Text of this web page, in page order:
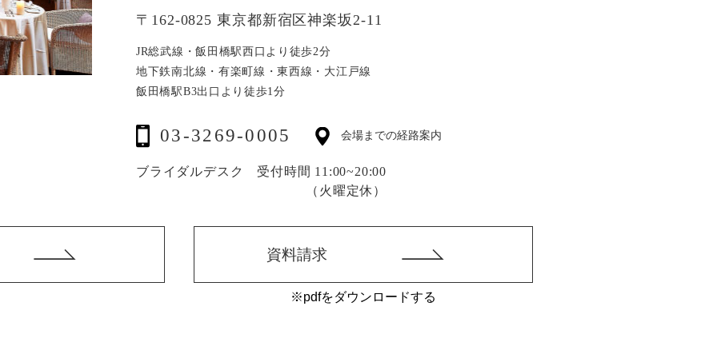
〒162-0825 東京都新宿区神楽坂2-11
JR総武線・飯田橋駅西口より徒歩2分
地下鉄南北線・有楽町線・東西線・大江戸線
飯田橋駅B3出口より徒歩1分
会場までの経路案内
03-3269-0005
ブライダルデスク 受付時間 11:00~20:00
（火曜定休）
資料請求
※pdfをダウンロードする